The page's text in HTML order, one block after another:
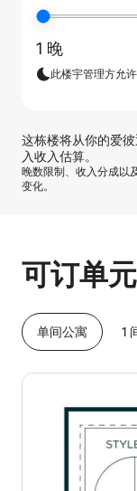
1 晚
此楼宇管理方允
这栋楼将从你的爱
入收入估算。
晚数限制、收入分成以
变化。
可订单元
单间公寓 1